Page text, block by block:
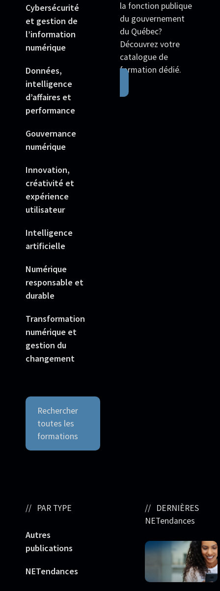
Cybersécurité
et gestion de
l’information
numérique
Données,
intelligence
d’affaires et
performance
Gouvernance
numérique
Innovation,
créativité et
expérience
utilisateur
Intelligence
artificielle
Numérique
responsable et
durable
Transformation
numérique et
gestion du
changement
Rechercher
toutes les
formations
la fonction publique
du gouvernement
du Québec?
Découvrez votre
catalogue de
formation dédié.
PAR TYPE
Autres
publications
NETendances
DERNIÈRES
NETendances